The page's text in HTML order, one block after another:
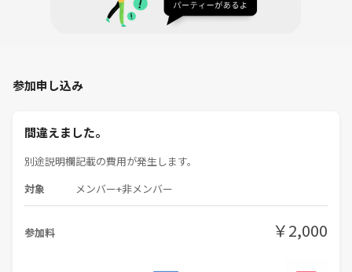
種割引は利用不可です。
（詳細な金額は当日お知らせいたします）
す。ご協力いただけない場合は、その場で帰宅して頂きます。
禁止事項
1. ハラスメント・攻撃・差別的言動
威圧的・攻撃的な言動
人種、性別、宗教、思想、性的指向、障害、学歴、職業等に関する差
参加申し込み
間違えました。
別途説明欄記載の費用が発生します。
対象 メンバー+非メンバー
参加料 ￥2,000